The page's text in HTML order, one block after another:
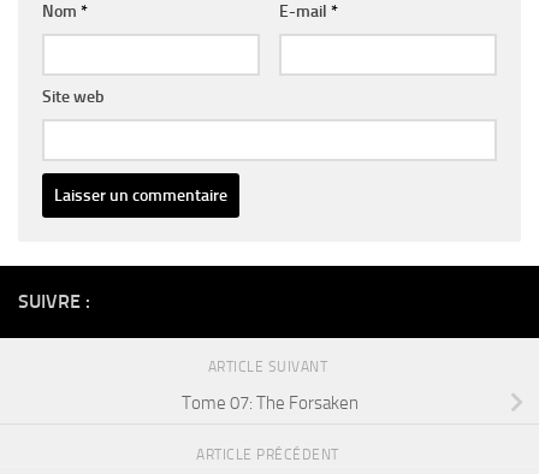
Nom * E-mail *
Site web
SUIVRE :
ARTICLE SUIVANT
Tome 07: The Forsaken
ARTICLE PRÉCÉDENT